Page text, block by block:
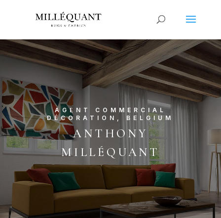
AGENT COMMERCIAL
DÉCORATION, BELGIUM
ANTHONY
MILLÉQUANT